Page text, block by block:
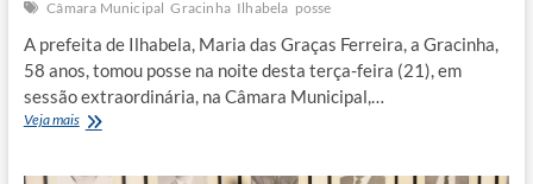
Câmara Municipal Gracinha Ilhabela posse
A prefeita de Ilhabela, Maria das Graças Ferreira, a Gracinha,
58 anos, tomou posse na noite desta terça-feira (21), em
sessão extraordinária, na Câmara Municipal,…
Veja maisGracinha